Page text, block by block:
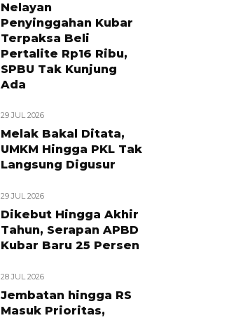
Nelayan
Penyinggahan Kubar
Terpaksa Beli
Pertalite Rp16 Ribu,
SPBU Tak Kunjung
Ada
29 JUL 2026
Melak Bakal Ditata,
UMKM Hingga PKL Tak
Langsung Digusur
29 JUL 2026
Dikebut Hingga Akhir
Tahun, Serapan APBD
Kubar Baru 25 Persen
28 JUL 2026
Jembatan hingga RS
Masuk Prioritas,